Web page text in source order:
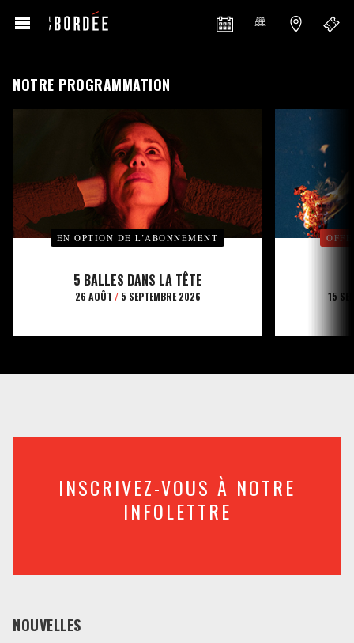
NOTRE PROGRAMMATION
EN OPTION DE L’ABONNEMENT
5 BALLES DANS LA TÊTE
26 AOÛT /5 SEPTEMBRE 2026 15
INSCRIVEZ-VOUS À NOTRE
INFOLETTRE
NOUVELLES